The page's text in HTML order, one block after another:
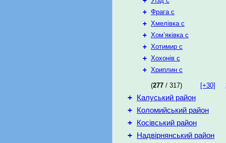
+ Фрага с
+ Хмелівка с
+ Хом’яківка с
+ Хотимир с
+ Хохонів с
+ Хриплин с
(277 / 317) [+30]
+ Калуський район
+ Коломийський район
+ Косівський район
+ Надвірнянський район